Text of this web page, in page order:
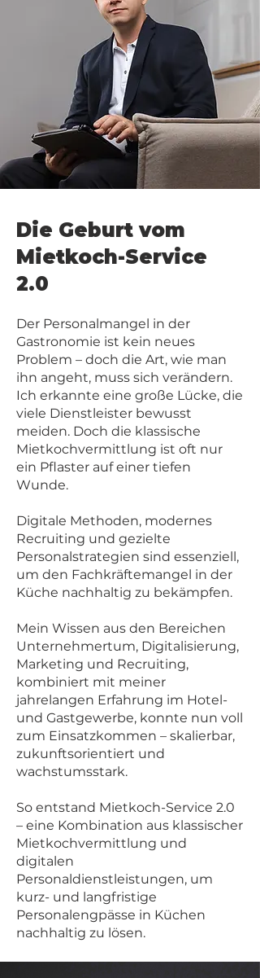
Die Geburt vom
Mietkoch-Service
2.0
Der Personalmangel in der
Gastronomie ist kein neues
Problem – doch die Art, wie man
ihn angeht, muss sich verändern.
Ich erkannte eine große Lücke, die
viele Dienstleister bewusst
meiden. Doch die klassische
Mietkochvermittlung ist oft nur
ein Pflaster auf einer tiefen
Wunde.
Digitale Methoden, modernes
Recruiting und gezielte
Personalstrategien sind essenziell,
um den Fachkräftemangel in der
Küche nachhaltig zu bekämpfen.
Mein Wissen aus den Bereichen
Unternehmertum, Digitalisierung,
Marketing und Recruiting,
kombiniert mit meiner
jahrelangen Erfahrung im Hotel-
und Gastgewerbe, konnte nun voll
zum Einsatzkommen – skalierbar,
zukunftsorientiert und
wachstumsstark.
So entstand Mietkoch-Service 2.0
– eine Kombination aus klassischer
Mietkochvermittlung und
digitalen
Personaldienstleistungen, um
kurz- und langfristige
Personalengpässe in Küchen
nachhaltig zu lösen.